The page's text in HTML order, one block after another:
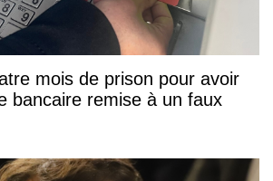
mois de prison pour avoir
bancaire remise à un faux